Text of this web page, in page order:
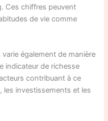
Ces chiffres peuvent
de vie comme
également de manière
indicateur de richesse
contribuant à ce
les investissements et les